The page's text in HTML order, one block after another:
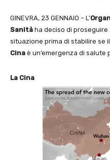
GINEVRA, 23 GENNAIO – L’
Sanità ha deciso di proseguire
situazione prima di stabilire se
Cina è un’emergenza di
La Cina